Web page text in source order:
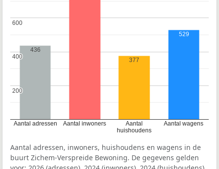
Aantal adressen Aantal inwoners
Aantal
huishoudens
Aantal wagens
200
200
400
400
600
600
436
377
529
Aantal adressen, inwoners, huishoudens en wagens in de
buurt Zichem-Verspreide Bewoning. De gegevens gelden